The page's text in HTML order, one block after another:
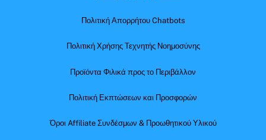
Πολιτική Απορρήτου Chatbots
Πολιτική Χρήσης Τεχνητής Νοημοσύνης
Προϊόντα Φιλικά προς το Περιβάλλον
Πολιτική Εκπτώσεων και Προσφορών
Όροι Affiliate Συνδέσμων & Προωθητικού Υλικού